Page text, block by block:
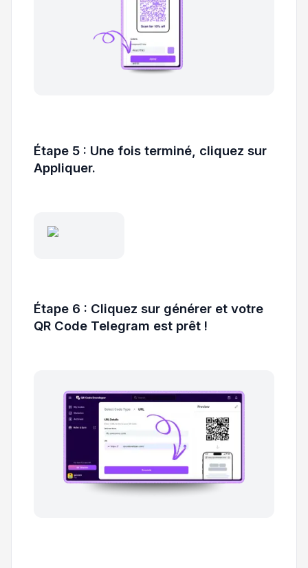
Étape 5 : Une fois terminé, cliquez sur
Appliquer.
Étape 6 : Cliquez sur générer et votre
QR Code Telegram est prêt !